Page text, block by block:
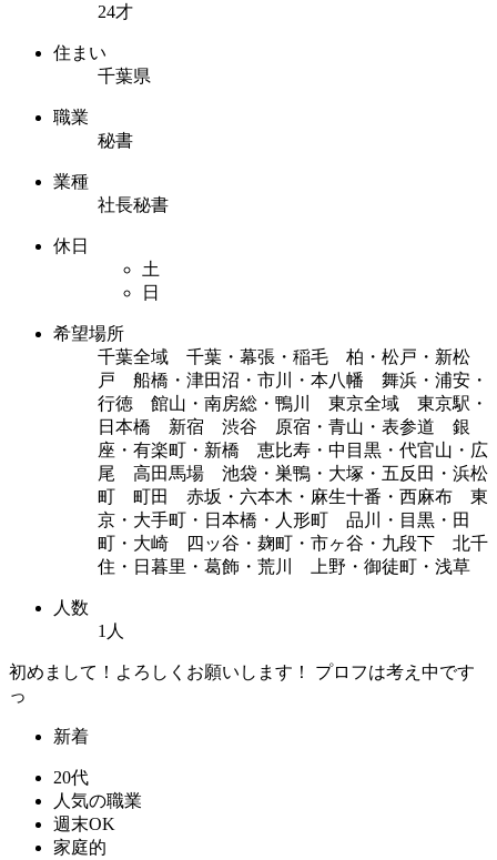
24才
住まい
千葉県
職業
秘書
業種
社長秘書
休日
土
日
希望場所
千葉全域 千葉・幕張・稲毛 柏・松戸・新松
戸 船橋・津田沼・市川・本八幡 舞浜・浦安・
行徳 館山・南房総・鴨川 東京全域 東京駅・
日本橋 新宿 渋谷 原宿・青山・表参道 銀
座・有楽町・新橋 恵比寿・中目黒・代官山・広
尾 高田馬場 池袋・巣鴨・大塚・五反田・浜松
町 町田 赤坂・六本木・麻生十番・西麻布 東
京・大手町・日本橋・人形町 品川・目黒・田
町・大崎 四ッ谷・麹町・市ヶ谷・九段下 北千
住・日暮里・葛飾・荒川 上野・御徒町・浅草
人数
1人
初めまして！よろしくお願いします！ プロフは考え中です
っ
新着
20代
人気の職業
週末OK
家庭的